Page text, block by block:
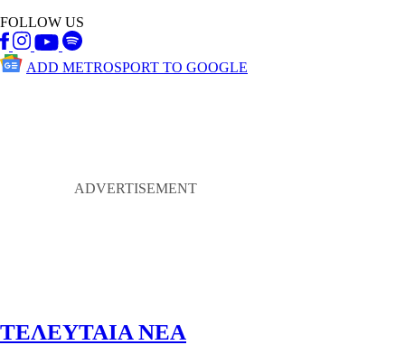
FOLLOW US
ADD METROSPORT TO GOOGLE
ΤΕΛΕΥΤΑΙΑ ΝΕΑ